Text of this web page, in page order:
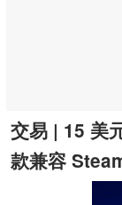
交易 | 15 美
款兼容